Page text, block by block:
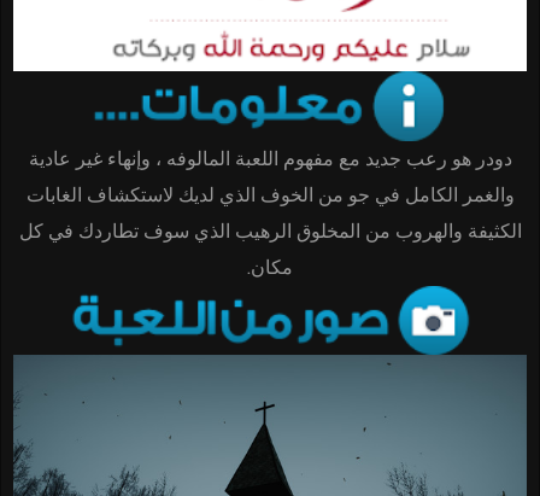
دودر هو رعب جديد مع مفهوم اللعبة المالوفه ، وإنهاء غير عادية
والغمر الكامل في جو من الخوف الذي لديك لاستكشاف الغابات
الكثيفة والهروب من المخلوق الرهيب الذي سوف تطاردك في كل
مكان.